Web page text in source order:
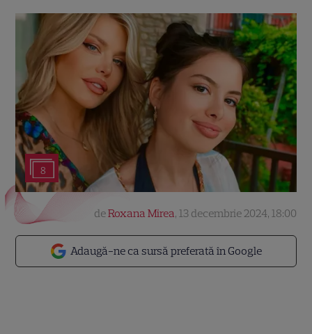
8
Adaugă-ne ca sursă preferată în Google
deRoxana Mirea, 13 decembrie 2024, 18:00